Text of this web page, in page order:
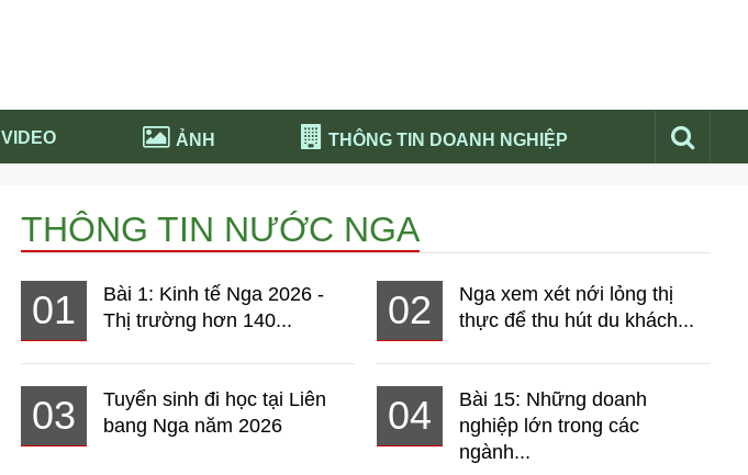
VIDEO ẢNH THÔNG TIN DOANH NGHIỆP
Thời sự
Nổi bật báo nga
Tử vi hàng ngày
Phân tích thị trường Nga 2026
Phân tích chính trị
THÔNG TIN NƯỚC NGA
01
Bài 1: Kinh tế Nga 2026 -
Thị trường hơn 140...
02
Nga xem xét nới lỏng thị
thực để thu hút du khách...
03
Tuyển sinh đi học tại Liên
bang Nga năm 2026
04
Bài 15: Những doanh
nghiệp lớn trong các
ngành...